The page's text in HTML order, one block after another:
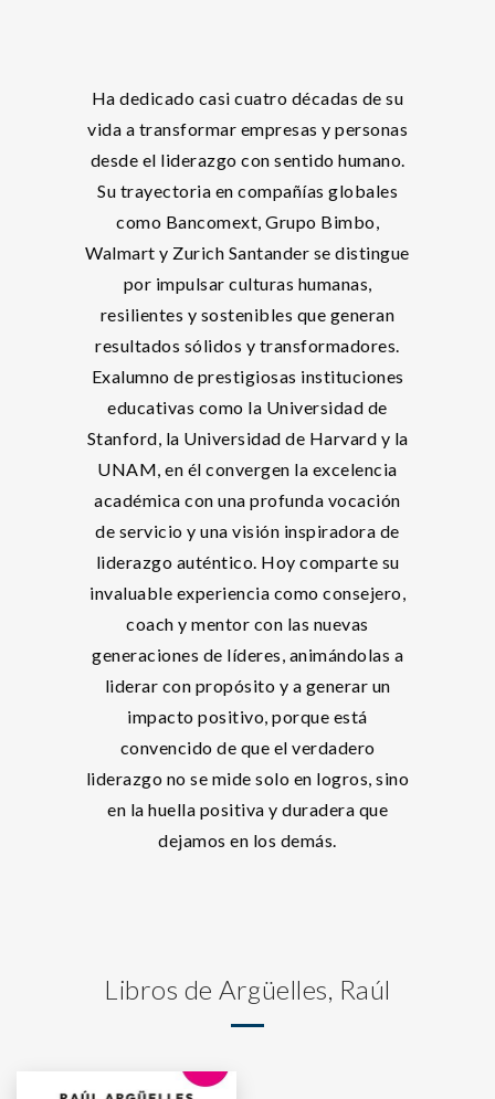
Ha dedicado casi cuatro décadas de su
vida a transformar empresas y personas
desde el liderazgo con sentido humano.
Su trayectoria en compañías globales
como Bancomext, Grupo Bimbo,
Walmart y Zurich Santander se distingue
por impulsar culturas humanas,
resilientes y sostenibles que generan
resultados sólidos y transformadores.
Exalumno de prestigiosas instituciones
educativas como la Universidad de
Stanford, la Universidad de Harvard y la
UNAM, en él convergen la excelencia
académica con una profunda vocación
de servicio y una visión inspiradora de
liderazgo auténtico. Hoy comparte su
invaluable experiencia como consejero,
coach y mentor con las nuevas
generaciones de líderes, animándolas a
liderar con propósito y a generar un
impacto positivo, porque está
convencido de que el verdadero
liderazgo no se mide solo en logros, sino
en la huella positiva y duradera que
dejamos en los demás.
Libros de Argüelles, Raúl